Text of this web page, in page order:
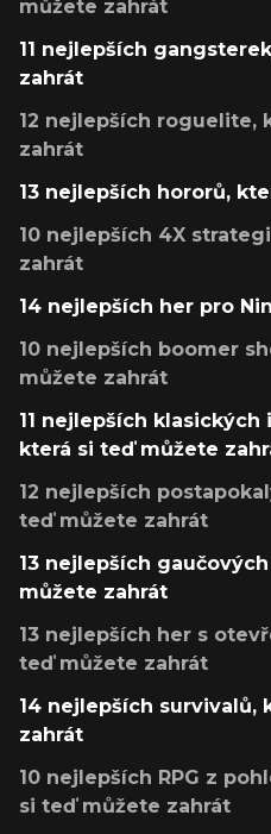
můžete zahrát
11 nejlepších
zahrát
12 nejlepších roguelite,
zahrát
13 nejlepších hororů,
10 nejlepších 4X
zahrát
14 nejlepších her pro
10 nejlepších boomer
můžete zahrát
11 nejlepších klasických
která si teď můžete
12 nejlepších
teď můžete zahrát
13 nejlepších
můžete zahrát
13 nejlepších her s
teď můžete zahrát
14 nejlepších survivalů,
zahrát
10 nejlepších RPG z
si teď můžete zahrát